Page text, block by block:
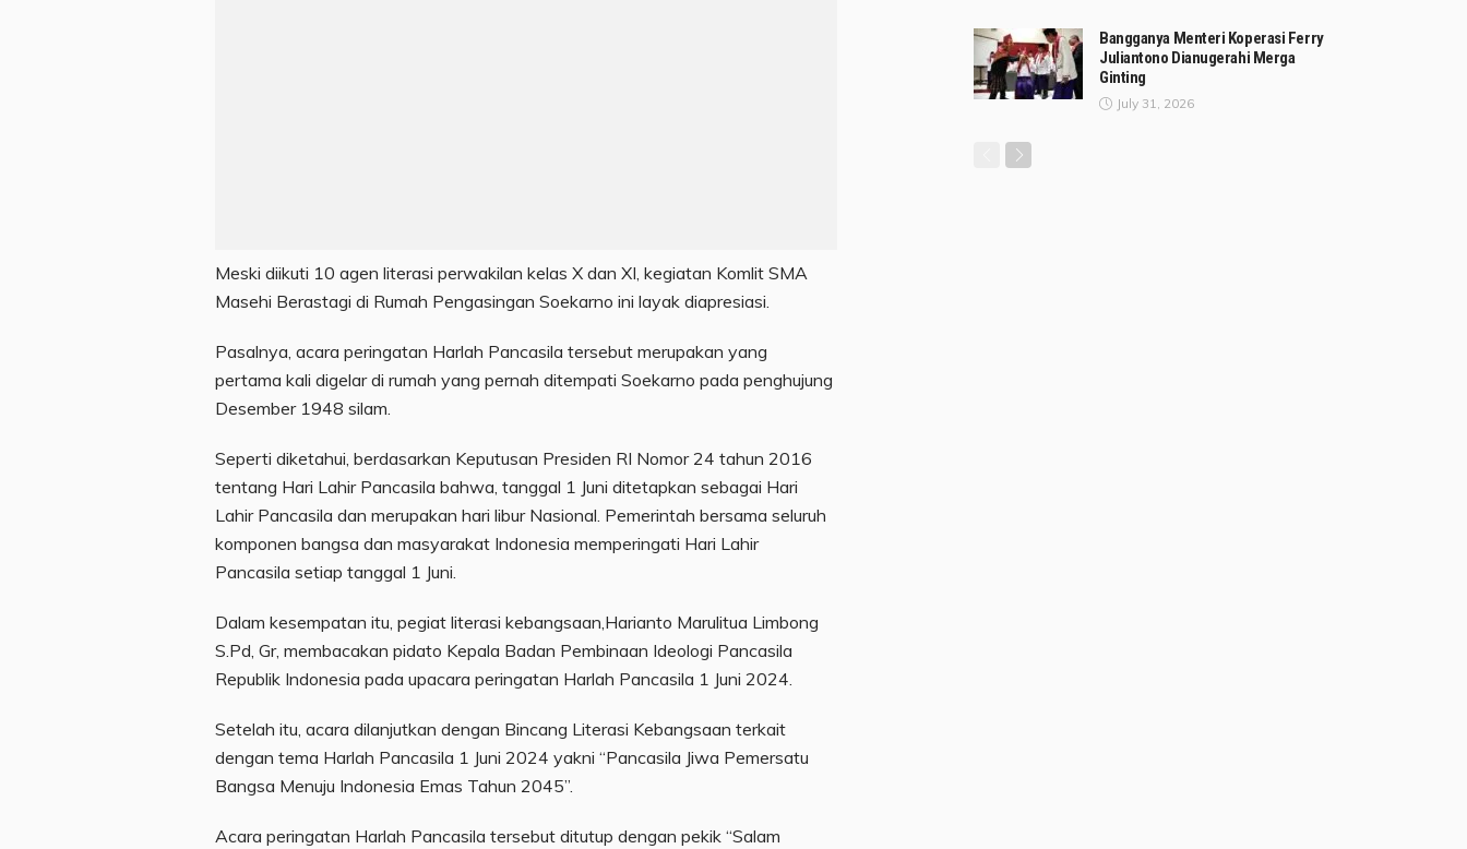
Meski diikuti 10 agen literasi perwakilan kelas X dan XI, kegiatan Komlit SMA
Masehi Berastagi di Rumah Pengasingan Soekarno ini layak diapresiasi.
Pasalnya, acara peringatan Harlah Pancasila tersebut merupakan yang
pertama kali digelar di rumah yang pernah ditempati Soekarno pada penghujung
Desember 1948 silam.
Seperti diketahui, berdasarkan Keputusan Presiden RI Nomor 24 tahun 2016
tentang Hari Lahir Pancasila bahwa, tanggal 1 Juni ditetapkan sebagai Hari
Lahir Pancasila dan merupakan hari libur Nasional. Pemerintah bersama seluruh
komponen bangsa dan masyarakat Indonesia memperingati Hari Lahir
Pancasila setiap tanggal 1 Juni.
Dalam kesempatan itu, pegiat literasi kebangsaan,Harianto Marulitua Limbong
S.Pd, Gr, membacakan pidato Kepala Badan Pembinaan Ideologi Pancasila
Republik Indonesia pada upacara peringatan Harlah Pancasila 1 Juni 2024.
Setelah itu, acara dilanjutkan dengan Bincang Literasi Kebangsaan terkait
dengan tema Harlah Pancasila 1 Juni 2024 yakni “Pancasila Jiwa Pemersatu
Bangsa Menuju Indonesia Emas Tahun 2045”.
Acara peringatan Harlah Pancasila tersebut ditutup dengan pekik “Salam
Bangganya Menteri Koperasi Ferry
Juliantono Dianugerahi Merga
Ginting
July 31, 2026